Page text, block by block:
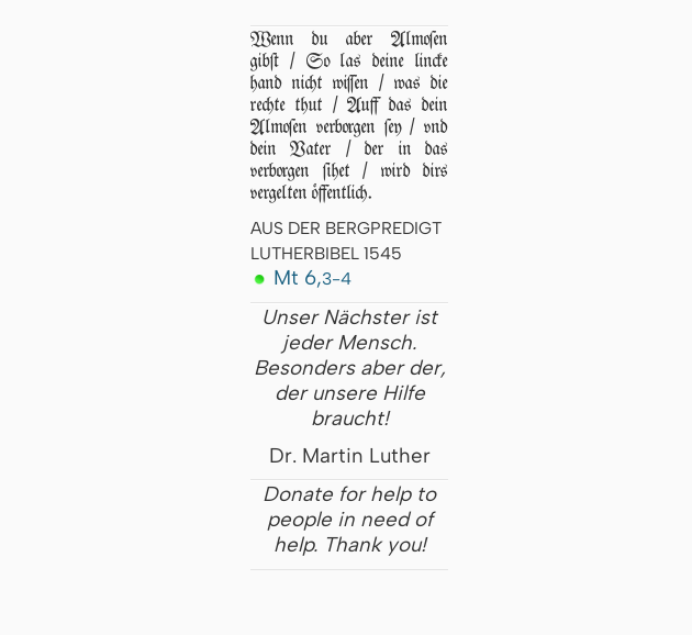
Wenn du aber Almoſen
gibſt / So las deine lincke
hand nicht wiſſen / was die
rechte thut / Auff das dein
Almoſen verborgen ſey / vnd
dein Vater / der in das
verborgen ſihet / wird dirs
vergelten öffentlich.
AUS DER BERGPREDIGT
LUTHERBIBEL 1545
Mt 6,3-4
Unser Nächster ist
jeder Mensch.
Besonders aber der,
der unsere Hilfe
braucht!
Dr. Martin Luther
Donate for help to
people in need of
help. Thank you!